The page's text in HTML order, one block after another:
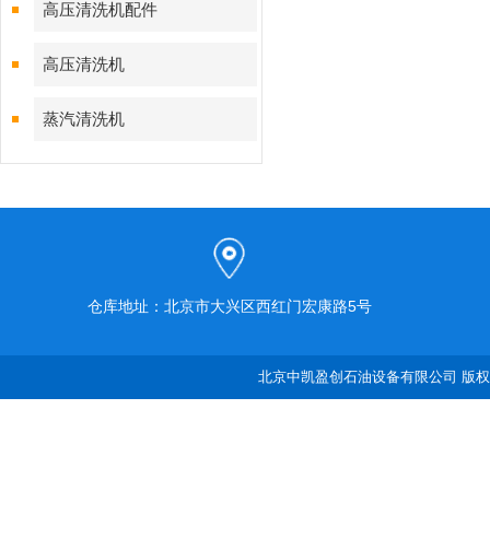
高压清洗机配件
高压清洗机
蒸汽清洗机
仓库地址：北京市大兴区西红门宏康路5号
北京中凯盈创石油设备有限公司 版